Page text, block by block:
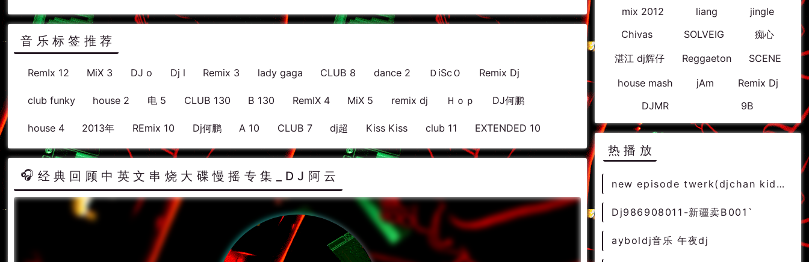
音乐标签推荐
RemIx 12 MiX 3 DJ o Dj l Remix 3 lady gaga CLUB 8 dance 2 ＤiScＯ Remix Dj
club funky house 2 电 5 CLUB 130 B 130 RemIX 4 MiX 5 remix dj Ｈｏｐ DJ何鹏
house 4 2013年 REmix 10 Dj何鹏 A 10 CLUB 7 dj超 Kiss Kiss club 11 EXTENDED 10
经典回顾中英文串烧大碟慢摇专集_DJ阿云
mix 2012 liang
jingle
Chivas
SOLVEIG 痴心
湛江 dj辉仔 Reggaeton SCENE
house mash jAm
Remix Dj
DJMR
9B
热播放
new episode twerk(djchan kid kut nye countdown) [干声DJ素材]
Dj986908011-新疆卖B001`
ayboldj音乐 午夜dj